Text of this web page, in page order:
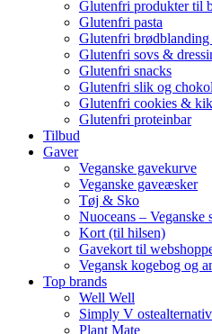
Glutenfri produkter til
Glutenfri pasta
Glutenfri
Glutenfri sovs &
Glutenfri snacks
Glutenfri slik og
Glutenfri cookies &
Glutenfri proteinbar
Tilbud
Gaver
Veganske gavekurve
Veganske gaveæsker
Tøj & Sko
Nuoceans – Veganske
Kort (til hilsen)
Gavekort til
Vegansk kogebog og
Top brands
Well Well
Simply V
Plant Mate